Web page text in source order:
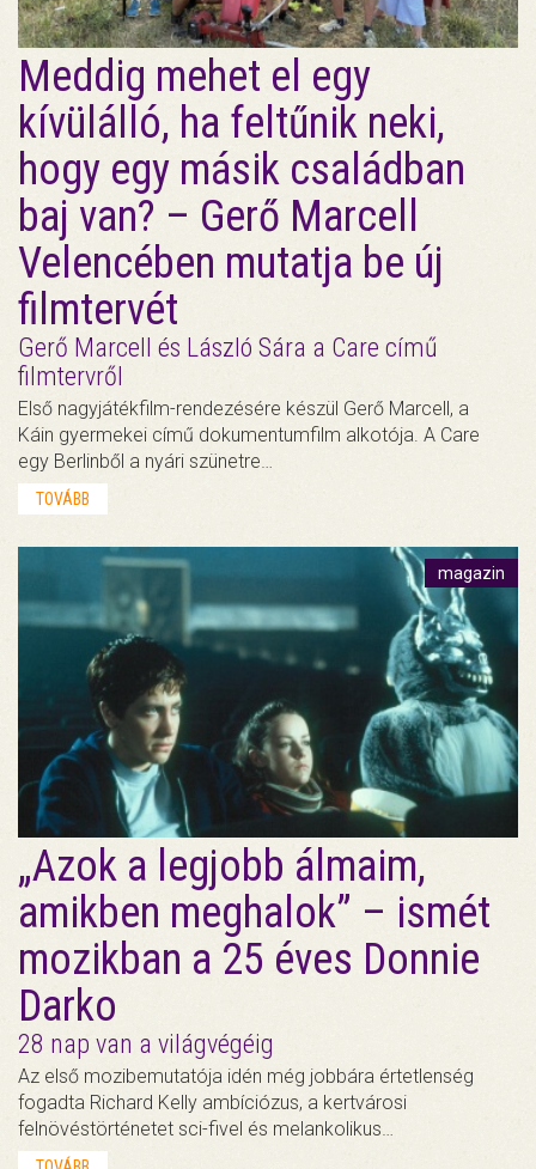
Meddig mehet el egy
kívülálló, ha feltűnik neki,
hogy egy másik családban
baj van? – Gerő Marcell
Velencében mutatja be új
filmtervét
Gerő Marcell és László Sára a Care című
filmtervről
Első nagyjátékfilm-rendezésére készül Gerő Marcell, a
Káin gyermekei című dokumentumfilm alkotója. A Care
egy Berlinből a nyári szünetre…
TOVÁBB
magazin
„Azok a legjobb álmaim,
amikben meghalok” – ismét
mozikban a 25 éves Donnie
Darko
28 nap van a világvégéig
Az első mozibemutatója idén még jobbára értetlenség
fogadta Richard Kelly ambíciózus, a kertvárosi
felnövéstörténetet sci-fivel és melankolikus…